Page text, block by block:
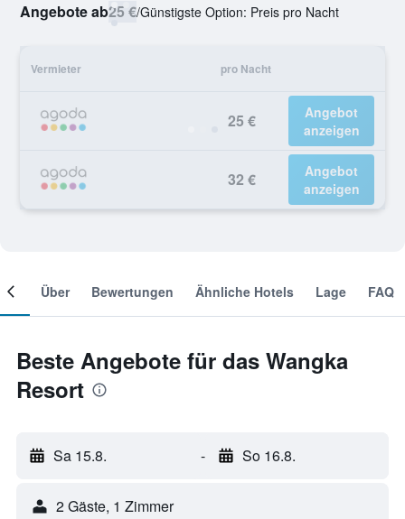
Angebote ab25 €/Günstigste Option: Preis pro Nacht
Vermieter pro Nacht
25 €
Angebot
anzeigen
32 €
Angebot
anzeigen
Über Bewertungen Ähnliche Hotels Lage FAQ
Beste Angebote für das Wangka
Resort
Sa 15.8. - So 16.8.
2 Gäste, 1 Zimmer